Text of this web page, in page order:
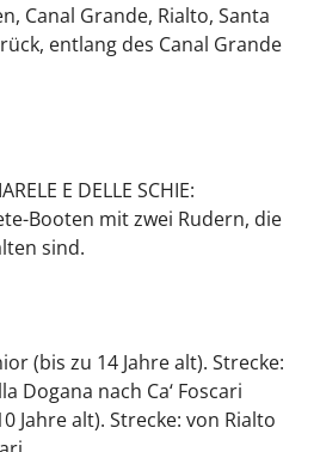
Canal Grande, Rialto, Santa
entlang des Canal Grande
E DELLE SCHIE:
Booten mit zwei Rudern, die
sind.
(bis zu 14 Jahre alt). Strecke:
Dogana nach Ca‘ Foscari
Jahre alt). Strecke: von Rialto